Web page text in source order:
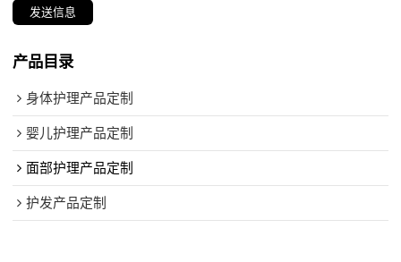
发送信息
产品目录
身体护理产品定制
婴儿护理产品定制
面部护理产品定制
护发产品定制